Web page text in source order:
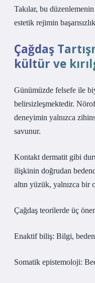
Takılar, bu
estetik rejimin
Çağdaş
kültür ve
Günümüzde felsefe ile
belirsizleşmektedir.
deneyimin yalnızca
savunur.
Kontakt dermatit gibi
ilişkinin doğrudan
altın yüzük, yalnızca bir
Çağdaş teorilerde üç
Enaktif biliş: Bilgi,
Somatik epistemoloji: